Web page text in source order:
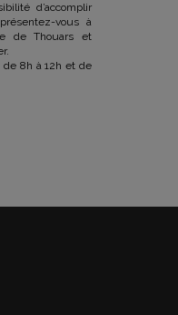
d’accomplir
vous à
de Thouars et
8h à 12h et de